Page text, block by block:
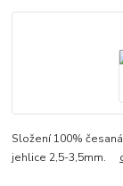
Složení 100%
jehlice 2,5-3,5mm.